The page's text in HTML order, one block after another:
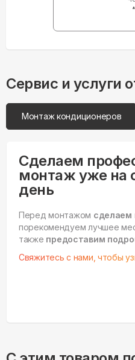
Сервис и услуги
Монтаж кондиционеров
Сделаем
день
Перед монтажомсделаем
порекомендуем лучшее
Свяжитесь с нами, чтобы
С этим товаром